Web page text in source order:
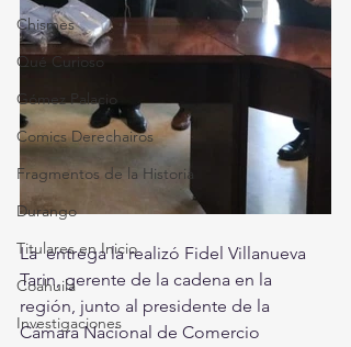
Chismes
Qué Curioso
Gómez Palacio
Comics Derechairos
Fragmentos de la Historia
Durango
Titulares en Inicio
Coahuila
Investigaciones
La  entrega la realizó Fidel Villanueva
Tarin, gerente de la cadena en la
región, junto al presidente de la
Cámara Nacional de Comercio